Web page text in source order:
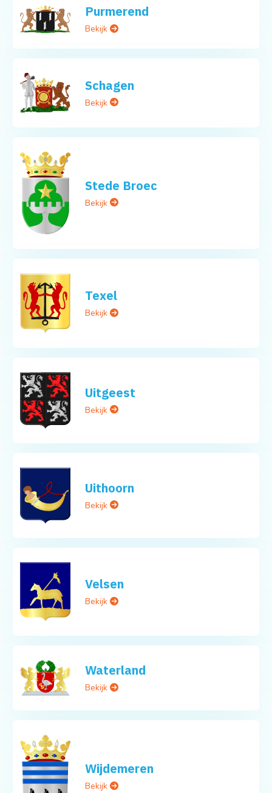
Purmerend
Bekijk
Schagen
Bekijk
Stede Broec
Bekijk
Texel
Bekijk
Uitgeest
Bekijk
Uithoorn
Bekijk
Velsen
Bekijk
Waterland
Bekijk
Wijdemeren
Bekijk